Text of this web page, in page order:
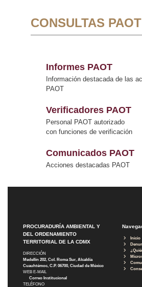
CONSULTAS PAOT
Informes PAOT
Información destacada de las
PAOT
Verificadores PAOT
Personal PAOT autorizado
con funciones de verificación
Comunicados PAOT
Acciones destacadas PAOT
PROCURADURÍA AMBIENTAL Y
DEL ORDENAMIENTO
TERRITORIAL DE LA CDMX
DIRECCIÓN
Medellín 202, Col. Roma Sur, Alcaldía
Cuauhtémoc, C.P. 06700, Ciudad de México
WEB E-MAIL
Correo Institucional
TELÉFONO
Inicio